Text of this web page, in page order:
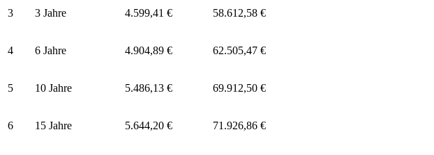
3 3 Jahre 4.599,41 € 58.612,58 €
4 6 Jahre 4.904,89 € 62.505,47 €
5 10 Jahre 5.486,13 € 69.912,50 €
6 15 Jahre 5.644,20 € 71.926,86 €